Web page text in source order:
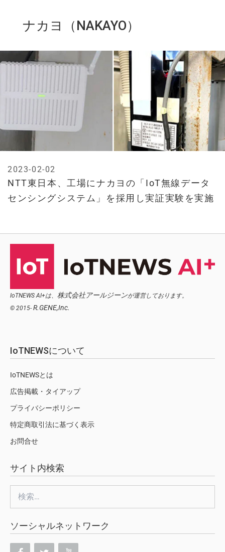
ナカヨ（NAKAYO）
NTT東日本、工場にナカヨの「IoT無線データ
センシングシステム」を採用し実証実験を実施
2023-02-02
IoTNEWS AI+は、 株式会社アールジーンが運営しております。
© 2015- R.GENE,Inc.
IoTNEWSについて
IoTNEWSとは
広告掲載・タイアップ
プライバシーポリシー
特定商取引法に基づく表示
お問合せ
サイト内検索
索:
ソーシャルネットワーク